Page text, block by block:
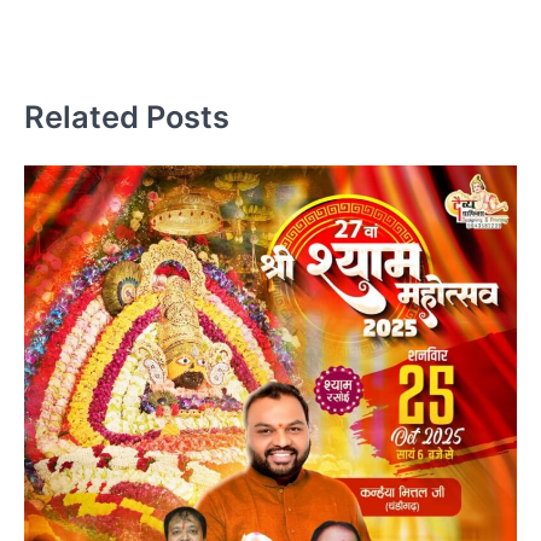
Related Posts